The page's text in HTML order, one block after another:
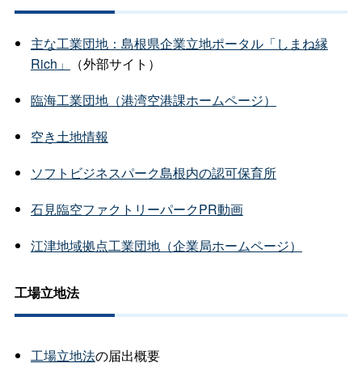
主な工業団地：島根県企業立地ポータル「しまね縁
Rich」
（外部サイト）
臨海工業団地（港湾空港課ホームページ）
空き土地情報
ソフトビジネスパーク島根内の認可保育所
石見臨空ファクトリーパークPR動画
江津地域拠点工業団地（企業局ホームページ）
工場立地法
工場立地法の届出概要